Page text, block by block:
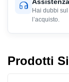
Hai dubbi
l’acquisto.
Prodotti